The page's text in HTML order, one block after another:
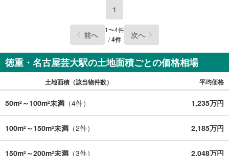
1
前へ 1〜4件
/4件 次へ
徳重・名古屋芸大駅の土地面積ごとの価格相場
土地面積（該当物件数） 平均価格
50m2 ～100m2未満 （4件） 1,235万円
100m2 ～150m2未満 （2件） 2,185万円
150m2 ～200m2未満 （3件） 2,048万円